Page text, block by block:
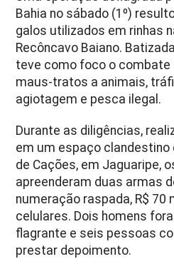
Bahia no sábado (1º)
galos utilizados em rinhas
Recôncavo Baiano.
teve como foco o
maus-tratos a animais,
agiotagem e pesca ilegal.
Durante as diligências,
em um espaço clandestino
de Cações, em Jaguaripe,
apreenderam duas armas
numeração raspada, R$ 70
celulares. Dois homens
flagrante e seis pessoas
prestar depoimento.